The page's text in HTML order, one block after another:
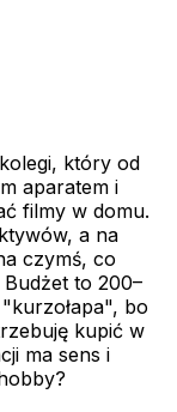
który od
aparatem i
filmy w domu.
a na
czymś, co
to 200–
bo
kupić w
ma sens i